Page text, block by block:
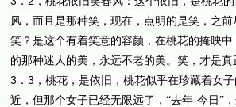
风，而且是那种笑，现在，点明的是笑，之
笑？是这个有着笑意的容颜，在桃花的掩映
的那种迷人的美，永远不老的美。笑，才是
3 ． 3 ，桃花，是依旧，桃花似乎在珍藏着女
近，但那个女子已经无限远了，“去年-今日”